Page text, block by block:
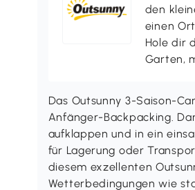
den
einen
Hole dir
Garten,
Das Outsunny 3-Saison-
Anfänger-Backpacking.
aufklappen und in ein
für Lagerung oder
diesem exzellenten
Wetterbedingungen wie